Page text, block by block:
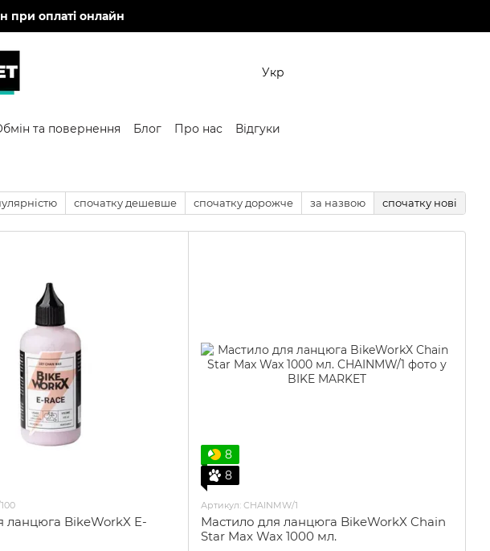
при оплаті онлайн
Укр
та повернення Блог Про нас Відгуки
спочатку дешевше спочатку дорожче за назвою спочатку нові
ланцюга BikeWorkX E-
8
8
Артикул: CHAINMW/1
Мастило для ланцюга BikeWorkX Chain
Star Max Wax 1000 мл.